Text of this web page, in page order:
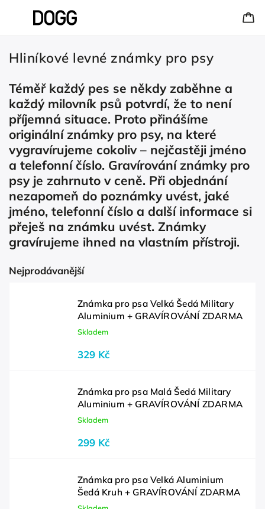
Hliníkové levné známky pro psy
Téměř každý pes se někdy zaběhne a
každý milovník psů potvrdí, že to není
příjemná situace. Proto přinášíme
originální známky pro psy, na které
vygravírujeme cokoliv – nejčastěji jméno
a telefonní číslo. Gravírování známky pro
psy je zahrnuto v ceně. Při objednání
nezapomeň do poznámky uvést, jaké
jméno, telefonní číslo a další informace si
přeješ na známku uvést. Známky
gravírujeme ihned na vlastním přístroji.
Nejprodávanější
Známka pro psa Velká Šedá Military
Aluminium + GRAVÍROVÁNÍ ZDARMA
Skladem
329 Kč
Známka pro psa Malá Šedá Military
Aluminium + GRAVÍROVÁNÍ ZDARMA
Skladem
299 Kč
Známka pro psa Velká Aluminium
Šedá Kruh + GRAVÍROVÁNÍ ZDARMA